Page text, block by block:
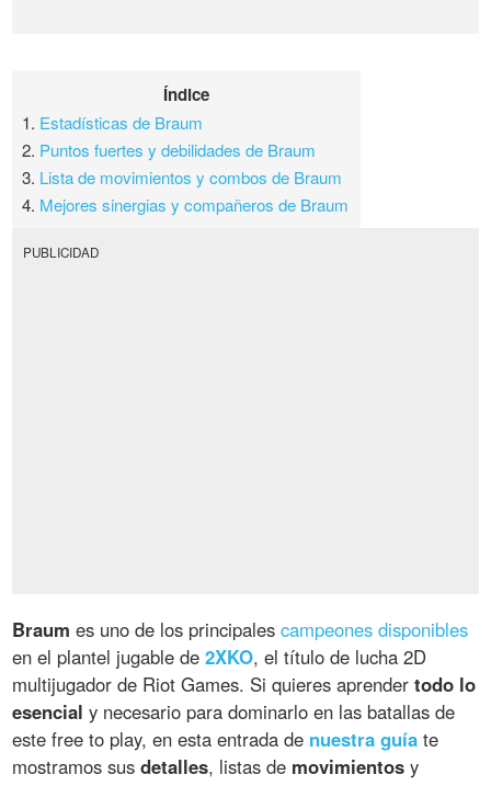
Índice
1. Estadísticas de Braum
2. Puntos fuertes y debilidades de Braum
3. Lista de movimientos y combos de Braum
4. Mejores sinergias y compañeros de Braum
PUBLICIDAD
Braum es uno de los principalescampeones disponibles
en el plantel jugable de2XKO, el título de lucha 2D
multijugador de Riot Games. Si quieres aprendertodo lo
esencial y necesario para dominarlo en las batallas de
este free to play, en esta entrada de nuestra guía te
mostramos susdetalles, listas de movimientos y